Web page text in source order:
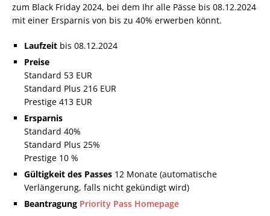
zum Black Friday 2024, bei dem Ihr alle Pässe bis 08.12.2024
mit einer Ersparnis von bis zu 40% erwerben könnt.
Laufzeit bis 08.12.2024
Preise
Standard 53 EUR
Standard Plus 216 EUR
Prestige 413 EUR
Ersparnis
Standard 40%
Standard Plus 25%
Prestige 10 %
Gültigkeit des Passes 12 Monate (automatische
Verlängerung, falls nicht gekündigt wird)
Beantragung Priority Pass Homepage